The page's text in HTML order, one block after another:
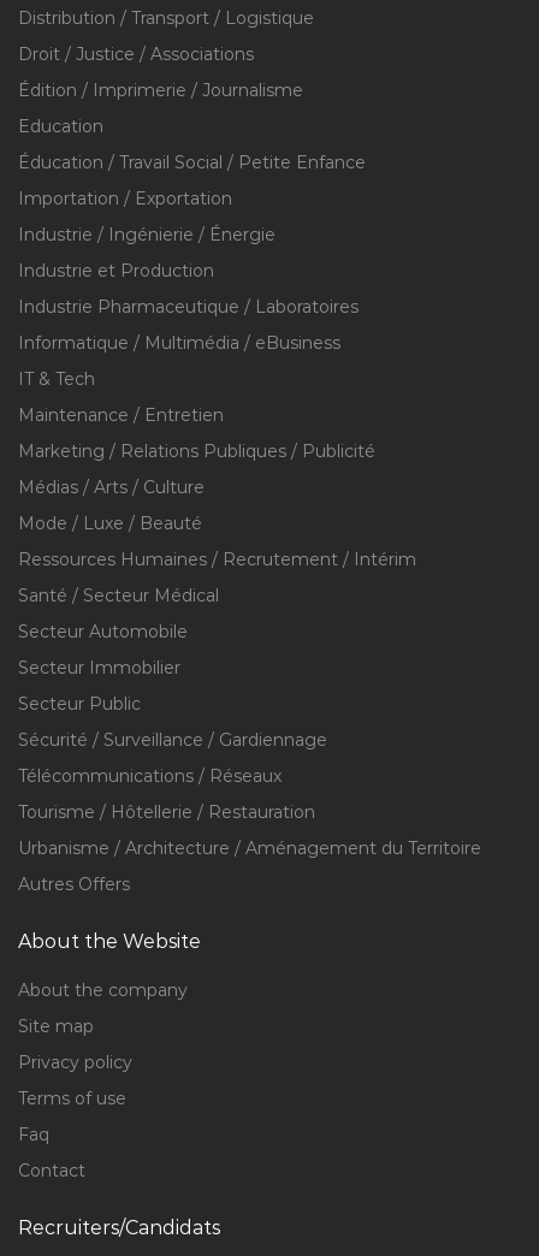
Distribution / Transport / Logistique
Droit / Justice / Associations
Édition / Imprimerie / Journalisme
Education
Éducation / Travail Social / Petite Enfance
Importation / Exportation
Industrie / Ingénierie / Énergie
Industrie et Production
Industrie Pharmaceutique / Laboratoires
Informatique / Multimédia / eBusiness
IT & Tech
Maintenance / Entretien
Marketing / Relations Publiques / Publicité
Médias / Arts / Culture
Mode / Luxe / Beauté
Ressources Humaines / Recrutement / Intérim
Santé / Secteur Médical
Secteur Automobile
Secteur Immobilier
Secteur Public
Sécurité / Surveillance / Gardiennage
Télécommunications / Réseaux
Tourisme / Hôtellerie / Restauration
Urbanisme / Architecture / Aménagement du Territoire
Autres Offers
About the Website
About the company
Site map
Privacy policy
Terms of use
Faq
Contact
Recruiters/Candidats